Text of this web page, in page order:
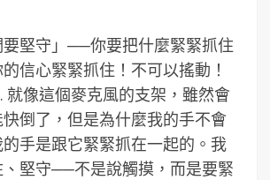
堅守」──你要把什麼緊緊抓住
信心緊緊抓住！不可以搖動！
像這個麥克風的支架，雖然會
倒了，但是為什麼我的手不會
手是跟它緊緊抓在一起的。我
堅守──不是說觸摸，而是要緊